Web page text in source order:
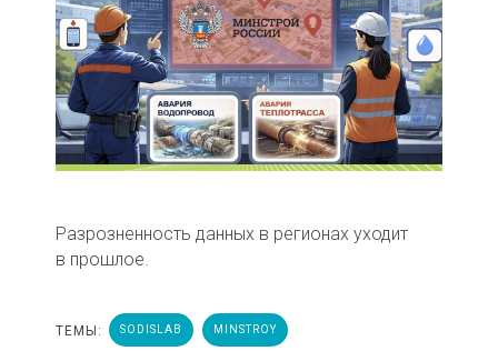
Разрозненность данных в регионах уходит
в прошлое.
ТЕМЫ: SODISLAB MINSTROY